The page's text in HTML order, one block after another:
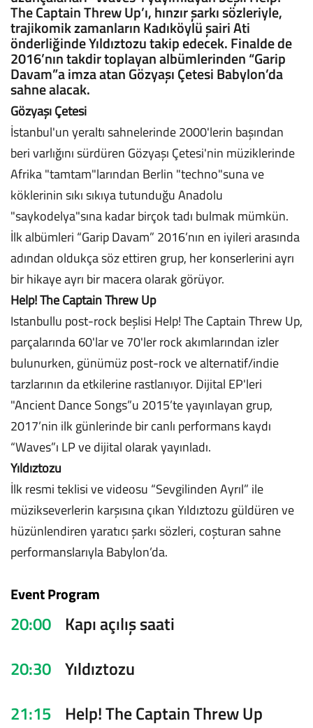
The Captain Threw Up’ı, hınzır şarkı sözleriyle,
trajikomik zamanların Kadıköylü şairi Ati
önderliğinde Yıldıztozu takip edecek. Finalde de
2016’nın takdir toplayan albümlerinden “Garip
Davam”a imza atan Gözyaşı Çetesi Babylon’da
sahne alacak.
Gözyaşı Çetesi
İstanbul'un yeraltı sahnelerinde 2000'lerin başından
beri varlığını sürdüren Gözyaşı Çetesi'nin müziklerinde
Afrika "tamtam"larından Berlin "techno"suna ve
köklerinin sıkı sıkıya tutunduğu Anadolu
"saykodelya"sına kadar birçok tadı bulmak mümkün.
İlk albümleri “Garip Davam” 2016’nın en iyileri arasında
adından oldukça söz ettiren grup, her konserlerini ayrı
bir hikaye ayrı bir macera olarak görüyor.
Help! The Captain Threw Up
Istanbullu post-rock beşlisi Help! The Captain Threw Up,
parçalarında 60'lar ve 70'ler rock akımlarından izler
bulunurken, günümüz post-rock ve alternatif/indie
tarzlarının da etkilerine rastlanıyor. Dijital EP'leri
"Ancient Dance Songs”u 2015’te yayınlayan grup,
2017’nin ilk günlerinde bir canlı performans kaydı
“Waves”ı LP ve dijital olarak yayınladı.
Yıldıztozu
İlk resmi teklisi ve videosu “Sevgilinden Ayrıl” ile
müzikseverlerin karşısına çıkan Yıldıztozu güldüren ve
hüzünlendiren yaratıcı şarkı sözleri, coşturan sahne
performanslarıyla Babylon’da.
Event Program
20:00 Kapı açılış saati
20:30 Yıldıztozu
21:15 Help! The Captain Threw Up